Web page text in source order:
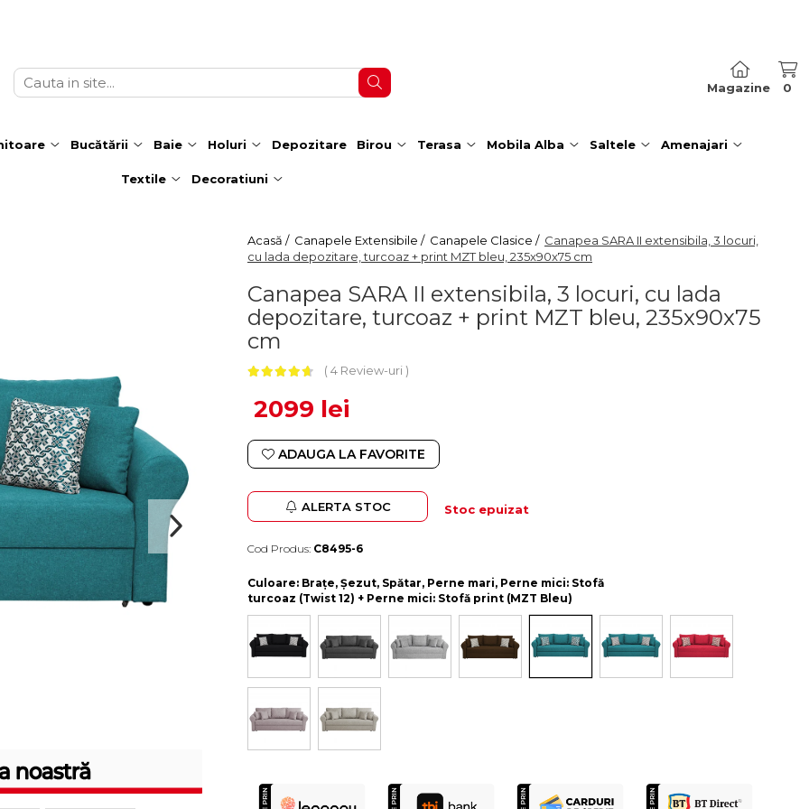
Magazine 0
Bucătării Baie Holuri Depozitare Birou Terasa Mobila Alba Saltele Amenajari
Textile Decoratiuni
Acasă / Canapele Extensibile / Canapele Clasice / Canapea SARA II extensibila, 3 locuri,
cu lada depozitare, turcoaz + print MZT bleu, 235x90x75 cm
Canapea SARA II extensibila, 3 locuri, cu lada
depozitare, turcoaz + print MZT bleu, 235x90x75
cm
4 Review-uri
2099 lei
ADAUGA LA FAVORITE
ALERTA STOC Stoc epuizat
Cod Produs: C8495-6
Culoare: Brațe, Șezut, Spătar, Perne mari, Perne mici: Stofă
turcoaz (Twist 12) + Perne mici: Stofă print (MZT Bleu)